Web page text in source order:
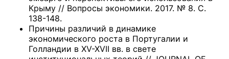
Крыму // Вопросы экономики. 2017. № 8. С.
138-148.
Причины различий в динамике
экономического роста в Португалии и
Голландии в XV-XVII вв. в свете